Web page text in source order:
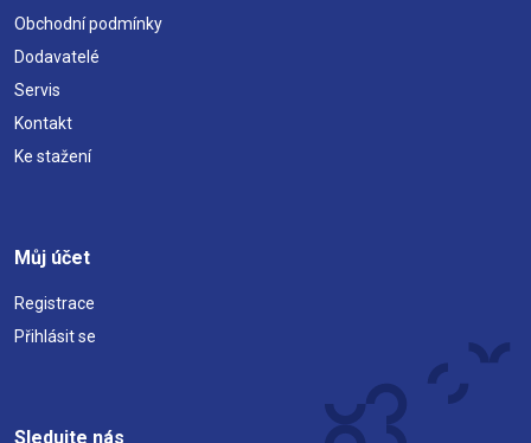
Obchodní podmínky
Dodavatelé
Servis
Kontakt
Ke stažení
Můj účet
Registrace
Přihlásit se
Sledujte nás